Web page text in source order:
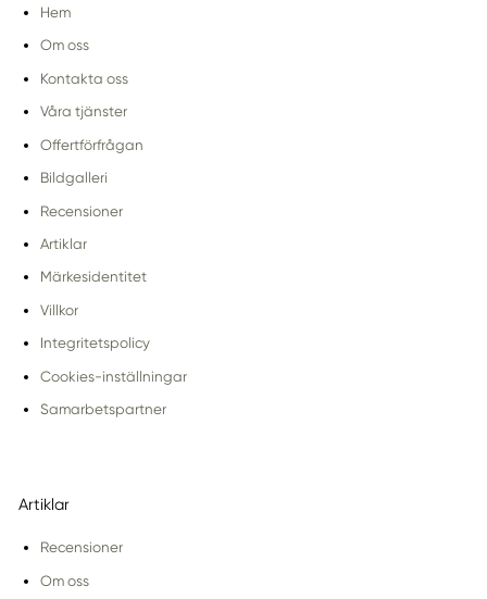
Hem
Om oss
Kontakta oss
Våra tjänster
Offertförfrågan
Bildgalleri
Recensioner
Artiklar
Märkesidentitet
Villkor
Integritetspolicy
Cookies-inställningar
Samarbetspartner
Artiklar
Recensioner
Om oss